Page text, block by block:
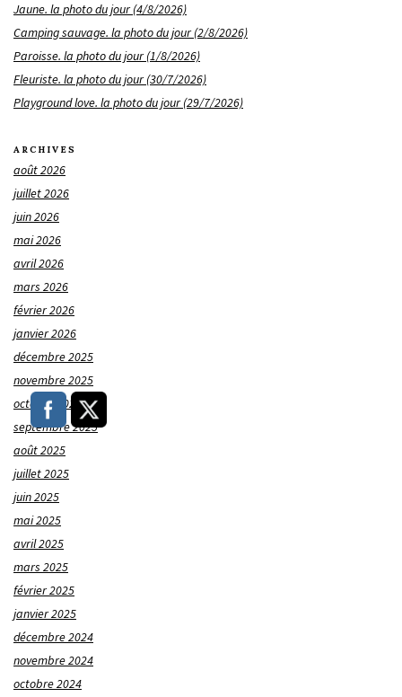
Jaune. la photo du jour (4/8/2026)
Camping sauvage. la photo du jour (2/8/2026)
Paroisse. la photo du jour (1/8/2026)
Fleuriste. la photo du jour (30/7/2026)
Playground love. la photo du jour (29/7/2026)
ARCHIVES
août 2026
juillet 2026
juin 2026
mai 2026
avril 2026
mars 2026
février 2026
janvier 2026
décembre 2025
novembre 2025
octobre 2025
septembre 2025
août 2025
juillet 2025
juin 2025
mai 2025
avril 2025
mars 2025
février 2025
janvier 2025
décembre 2024
novembre 2024
octobre 2024